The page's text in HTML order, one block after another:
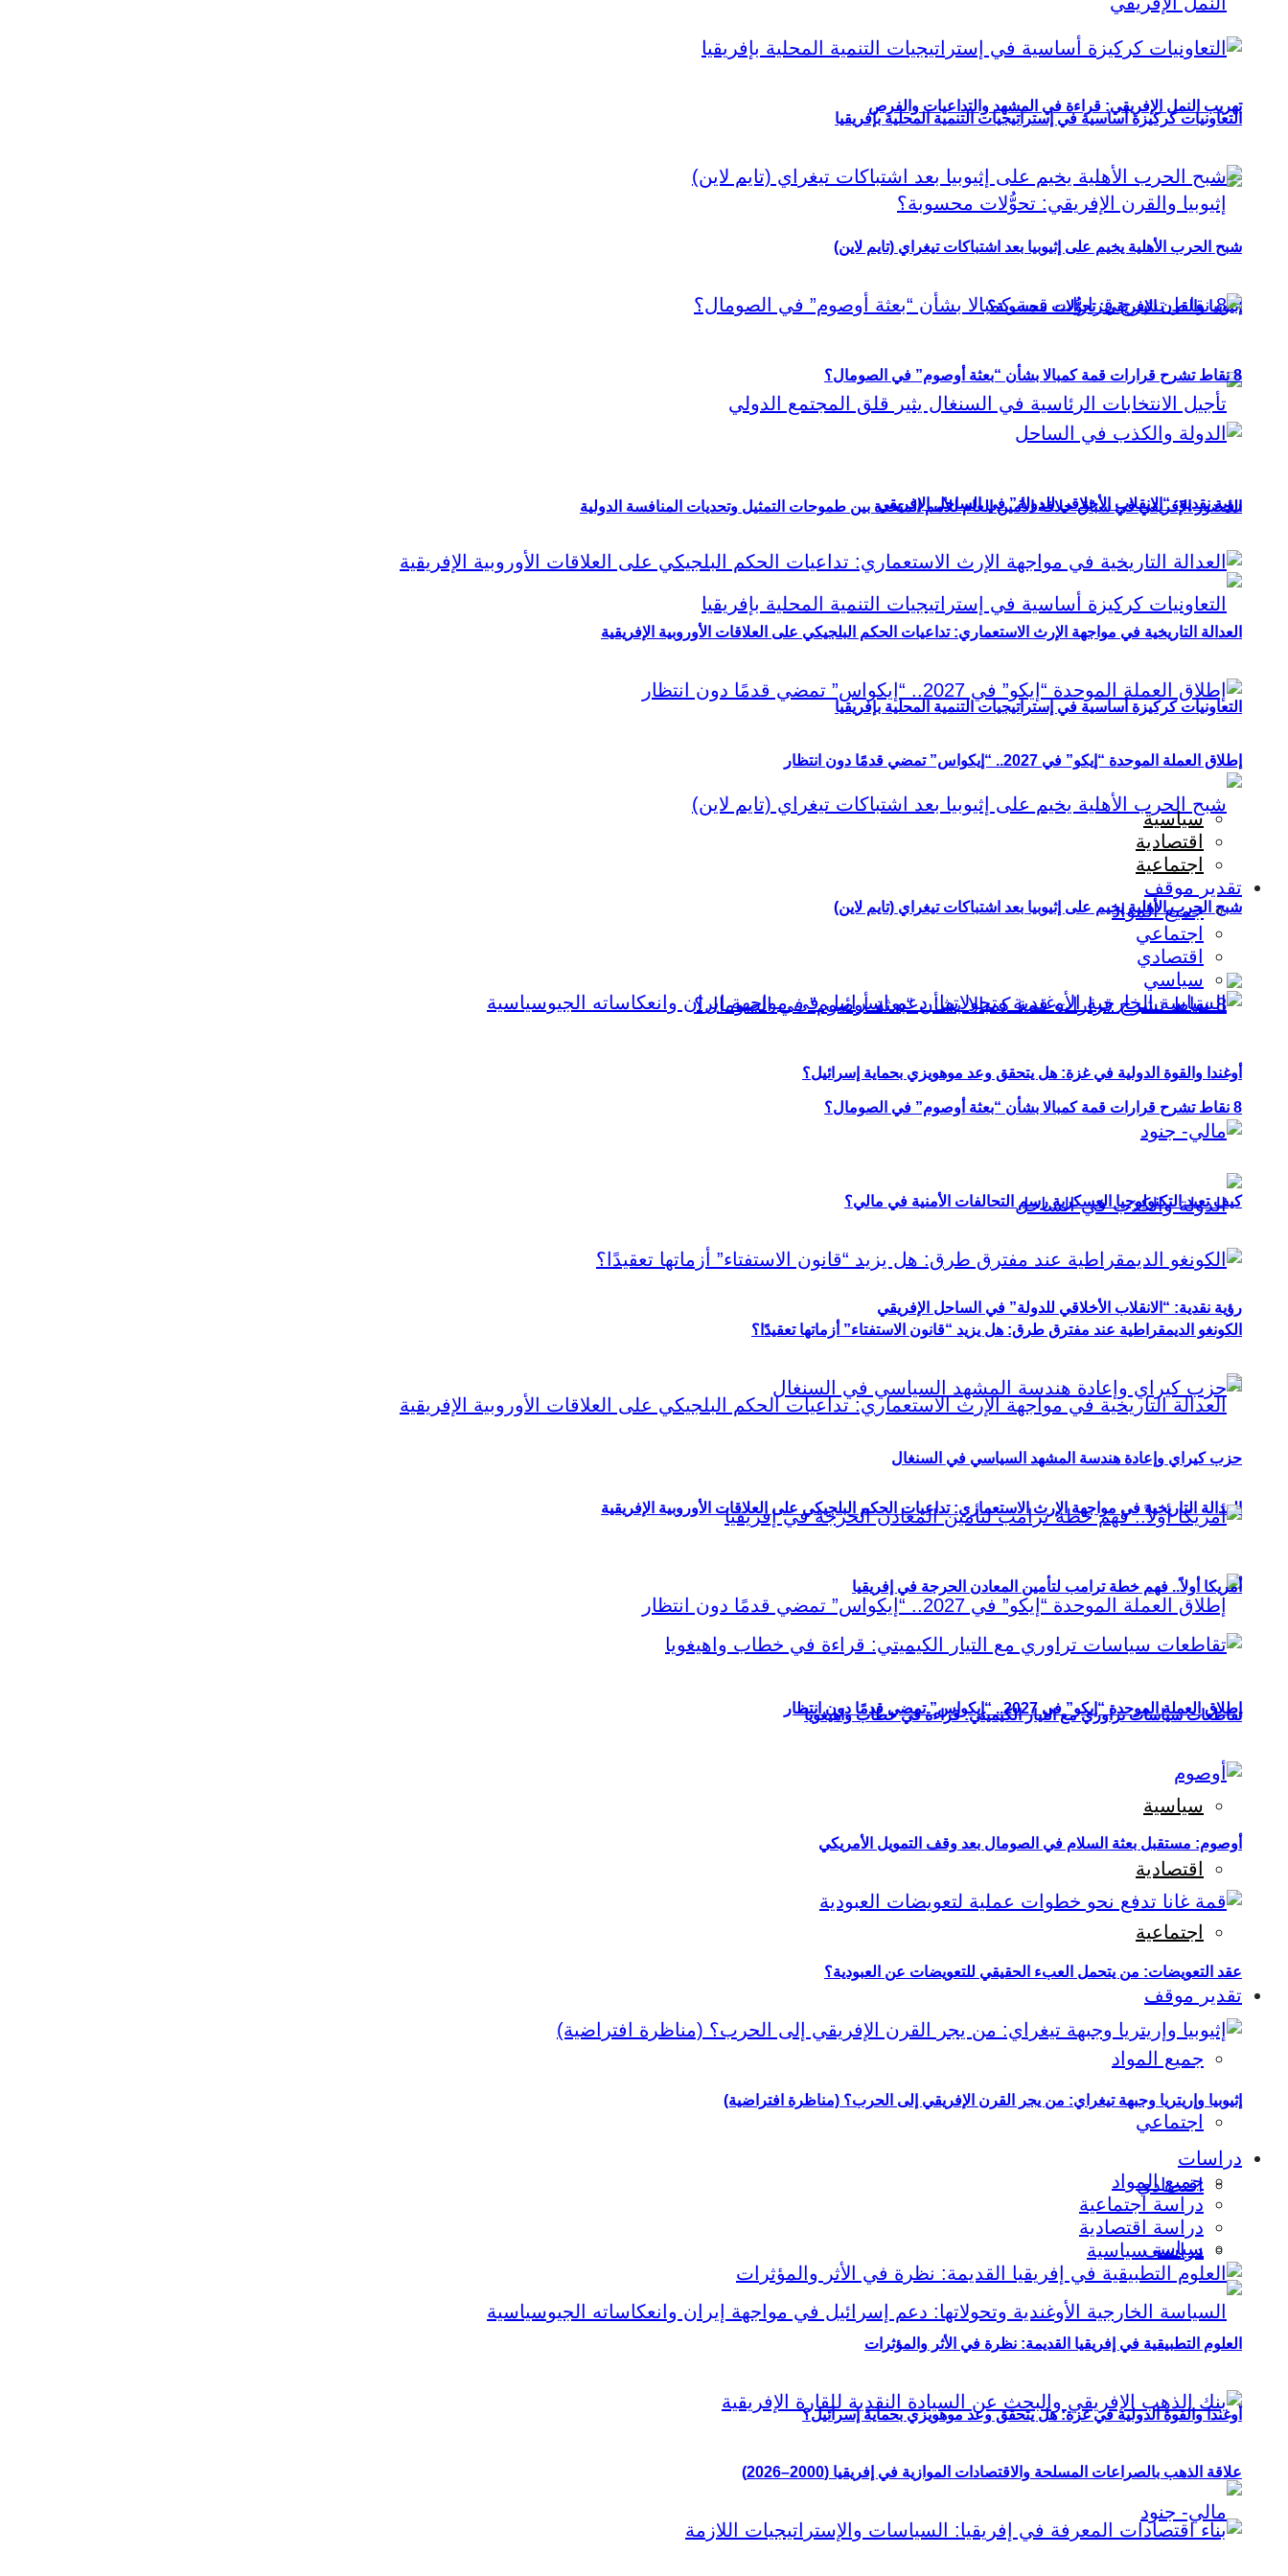
تهريب النمل الإفريقي: قراءة في المشهد والتداعيات والفرص
إثيوبيا والقرن الإفريقي: تحوُّلات محسوبة؟
الحضور الإفريقي في سباق خلافة الأمين العام للأمم المتحدة بين طموحات التمثيل وتحديات المنافسة الدولية
التعاونيات كركيزة أساسية في إستراتيجيات التنمية المحلية بإفريقيا
شبح الحرب الأهلية يخيم على إثيوبيا بعد اشتباكات تيغراي (تايم لاين)
8 نقاط تشرح قرارات قمة كمبالا بشأن “بعثة أوصوم” في الصومال؟
رؤية نقدية: “الانقلاب الأخلاقي للدولة” في الساحل الإفريقي
العدالة التاريخية في مواجهة الإرث الاستعماري: تداعيات الحكم البلجيكي على العلاقات الأوروبية الإفريقية
إطلاق العملة الموحدة “إيكو” في 2027.. “إيكواس” تمضي قدمًا دون انتظار
سياسية
اقتصادية
اجتماعية
تقدير موقف
جميع المواد
اجتماعي
اقتصادي
سياسي
أوغندا والقوة الدولية في غزة: هل يتحقق وعد موهويزي بحماية إسرائيل؟
التعاونيات كركيزة أساسية في إستراتيجيات التنمية المحلية بإفريقيا
شبح الحرب الأهلية يخيم على إثيوبيا بعد اشتباكات تيغراي (تايم لاين)
8 نقاط تشرح قرارات قمة كمبالا بشأن “بعثة أوصوم” في الصومال؟
رؤية نقدية: “الانقلاب الأخلاقي للدولة” في الساحل الإفريقي
العدالة التاريخية في مواجهة الإرث الاستعماري: تداعيات الحكم البلجيكي على العلاقات الأوروبية الإفريقية
إطلاق العملة الموحدة “إيكو” في 2027.. “إيكواس” تمضي قدمًا دون انتظار
سياسية
اقتصادية
اجتماعية
تقدير موقف
جميع المواد
اجتماعي
اقتصادي
سياسي
أوغندا والقوة الدولية في غزة: هل يتحقق وعد موهويزي بحماية إسرائيل؟
كيف تعيد التكنولوجيا العسكرية رسم التحالفات الأمنية في مالي؟
الكونغو الديمقراطية عند مفترق طرق: هل يزيد “قانون الاستفتاء” أزماتها تعقيدًا؟
حزب كيراي وإعادة هندسة المشهد السياسي في السنغال
أمريكا أولاً.. فهم خطة ترامب لتأمين المعادن الحرجة في إفريقيا
تقاطعات سياسات تراوري مع التيار الكيميتي: قراءة في خطاب واهيغويا
أوصوم: مستقبل بعثة السلام في الصومال بعد وقف التمويل الأمريكي
عقد التعويضات: من يتحمل العبء الحقيقي للتعويضات عن العبودية؟
إثيوبيا وإريتريا وجبهة تيغراي: من يجر القرن الإفريقي إلى الحرب؟ (مناظرة افتراضية)
دراسات
جميع المواد
دراسة اجتماعية
دراسة اقتصادية
دراسة سياسية
العلوم التطبيقية في إفريقيا القديمة: نظرة في الأثر والمؤثرات
علاقة الذهب بالصراعات المسلحة والاقتصادات الموازية في إفريقيا (2000–2026)